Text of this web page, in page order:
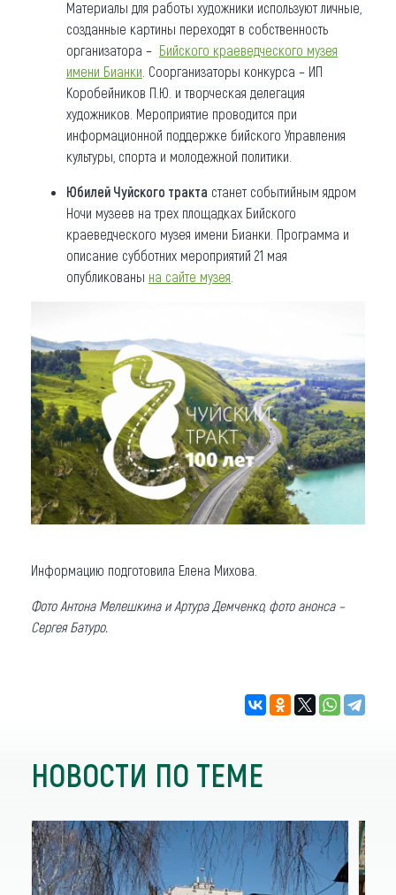
Материалы для работы художники используют личные,
созданные картины переходят в собственность
организатора – Бийского краеведческого музея
имени Бианки . Соорганизаторы конкурса – ИП
Коробейников П.Ю. и творческая делегация
художников. Мероприятие проводится при
информационной поддержке бийского Управления
культуры, спорта и молодежной политики.
Юбилей Чуйского тракта станет событийным ядром
Ночи музеев на трех площадках Бийского
краеведческого музея имени Бианки. Программа и
описание субботних мероприятий 21 мая
опубликованы на сайте музея
Информацию подготовила Елена Михова.
Фото Антона Мелешкина и Артура Демченко, фото анонса –
Сергея Батуро.
НОВОСТИ ПО ТЕМЕ